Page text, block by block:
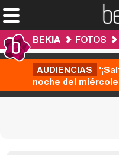
BEKIA FOTOS
AUDIENCIAS
noche del